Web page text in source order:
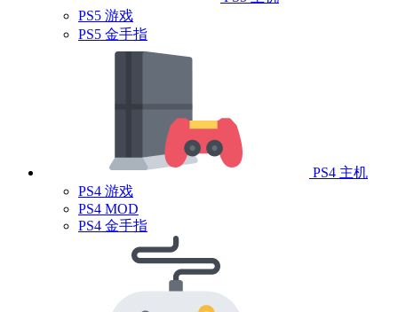
PS5 游戏
PS5 金手指
PS4 主机
PS4 游戏
PS4 MOD
PS4 金手指